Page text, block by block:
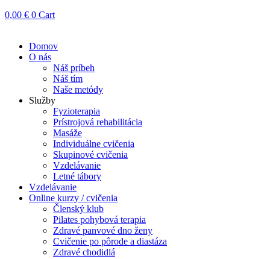
0,00 € 0 Cart
Domov
O nás
Náš príbeh
Náš tím
Naše metódy
Služby
Fyzioterapia
Prístrojová rehabilitácia
Masáže
Individuálne cvičenia
Skupinové cvičenia
Vzdelávanie
Letné tábory
Vzdelávanie
Online kurzy / cvičenia
Členský klub
Pilates pohybová terapia
Zdravé panvové dno ženy
Cvičenie po pôrode a diastáza
Zdravé chodidlá